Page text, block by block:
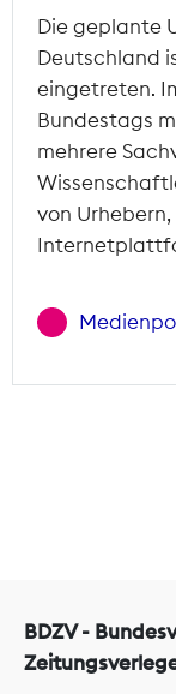
Die geplante
Deutschland
eingetreten.
Bundestags
mehrere
von
BDZV -